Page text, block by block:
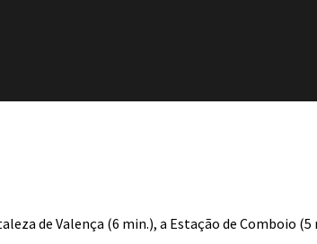
de Valença (6 min.), a Estação de Comboio